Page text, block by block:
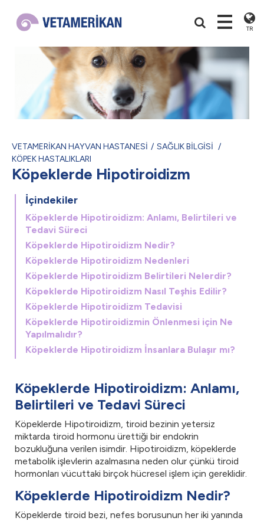
TR
VETAMERİKAN HAYVAN HASTANESİ
SAĞLIK BİLGİSİ
KÖPEK HASTALIKLARI
Köpeklerde Hipotiroidizm
İçindekiler
Köpeklerde Hipotiroidizm: Anlamı, Belirtileri ve
Tedavi Süreci
Köpeklerde Hipotiroidizm Nedir?
Köpeklerde Hipotiroidizm Nedenleri
Köpeklerde Hipotiroidizm Belirtileri Nelerdir?
Köpeklerde Hipotiroidizm Nasıl Teşhis Edilir?
Köpeklerde Hipotiroidizm Tedavisi
Köpeklerde Hipotiroidizmin Önlenmesi için Ne
Yapılmalıdır?
Köpeklerde Hipotiroidizm İnsanlara Bulaşır mı?
Köpeklerde Hipotiroidizm: Anlamı,
Belirtileri ve Tedavi Süreci
Köpeklerde Hipotiroidizm, tiroid bezinin yetersiz
miktarda tiroid hormonu ürettiği bir endokrin
bozukluğuna verilen isimdir. Hipotiroidizm, köpeklerde
metabolik işlevlerin azalmasına neden olur çünkü tiroid
hormonları vücuttaki birçok hücresel işlem için gereklidir.
Köpeklerde Hipotiroidizm Nedir?
Köpeklerde tiroid bezi, nefes borusunun her iki yanında